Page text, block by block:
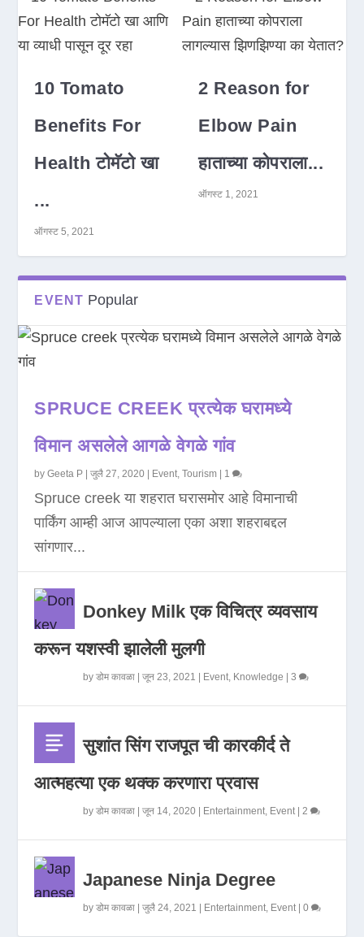
10 Tomato
Benefits For
Health टोमॅटो खा
...
ऑगस्ट 5, 2021
2 Reason for
Elbow Pain
हाताच्या कोपराला...
ऑगस्ट 1, 2021
EVENT Popular
SPRUCE CREEK प्रत्येक घरामध्ये
विमान असलेले आगळे वेगळे गांव
byGeeta P |जुलै 27, 2020 Event,Tourism 1
Spruce creek या शहरात घरासमोर आहे विमानाची
पार्किंग आम्ही आज आपल्याला एका अशा शहराबद्दल
सांगणार...
Donkey Milk एक विचित्र व्यवसाय
करून यशस्वी झालेली मुलगी
byडोम कावळा |जून 23, 2021 Event, Knowledge |3
सुशांत सिंग राजपूत ची कारकीर्द ते
आत्महत्या एक थक्क करणारा प्रवास
byडोम कावळा |जून 14, 2020 Entertainment, Event|2
Japanese Ninja Degree
byडोम कावळा |जुलै 24, 2021 Entertainment, Event|0